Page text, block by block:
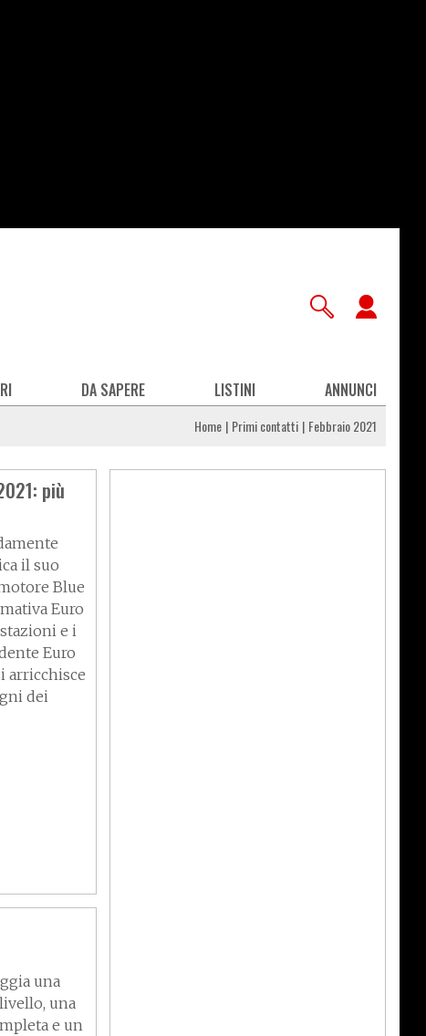
DA SAPERE LISTINI ANNUNCI
Home Primi contatti Febbraio 2021
più
il suo
Blue
Euro
e i
Euro
arricchisce
dei
una
una
e un